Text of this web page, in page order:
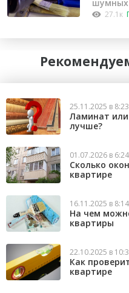
шумных
«Закон
27.1к
25.11.2025 в 8:23
Ламинат
лучше?
01.07.2026 в 6:24
Сколько
квартире
16.11.2025 в 8:14
На чем
квартиры
22.10.2025 в
Как
квартире